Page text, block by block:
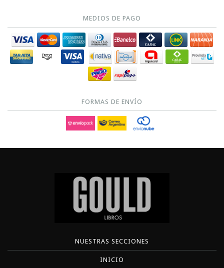
MEDIOS DE PAGO
FORMAS DE ENVÍO
NUESTRAS SECCIONES
INICIO